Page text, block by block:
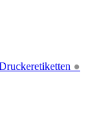
●